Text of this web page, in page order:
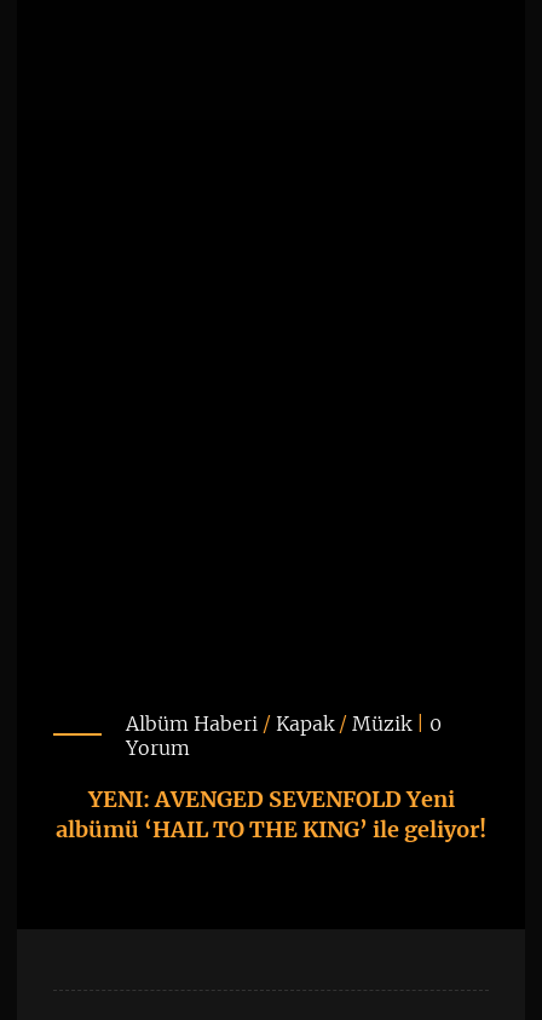
Albüm Haberi/ Kapak/ Müzik| 0
Yorum
YENI: AVENGED SEVENFOLD Yeni
albümü ‘HAIL TO THE KING’ ile geliyor!